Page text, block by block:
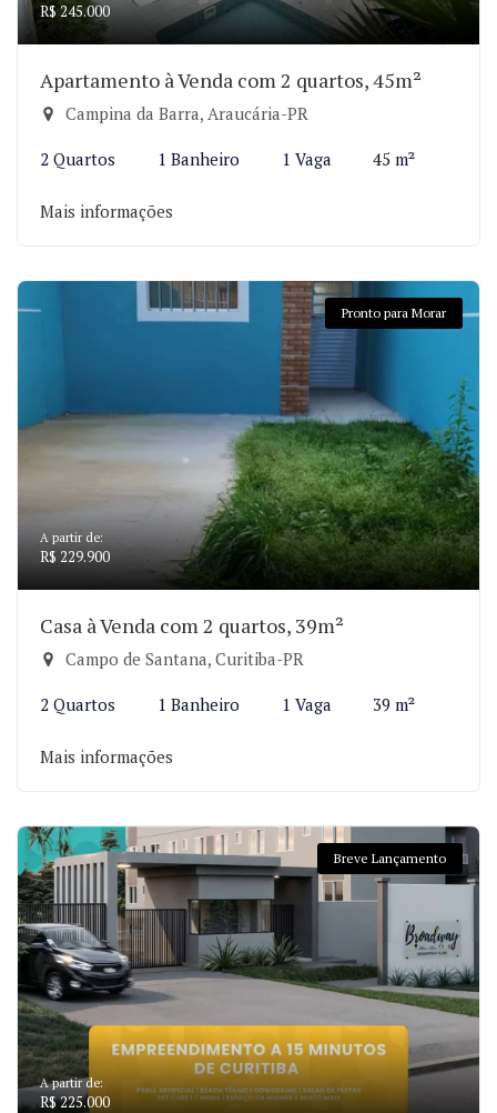
R$ 245.000
Apartamento à Venda com 2 quartos, 45m²
Campina da Barra, Araucária-PR
2 Quartos 1 Banheiro 1 Vaga 45 m²
Mais informações
Pronto para Morar
A partir de:
R$ 229.900
Casa à Venda com 2 quartos, 39m²
Campo de Santana, Curitiba-PR
2 Quartos 1 Banheiro 1 Vaga 39 m²
Mais informações
Breve Lançamento
A partir de:
R$ 225.000